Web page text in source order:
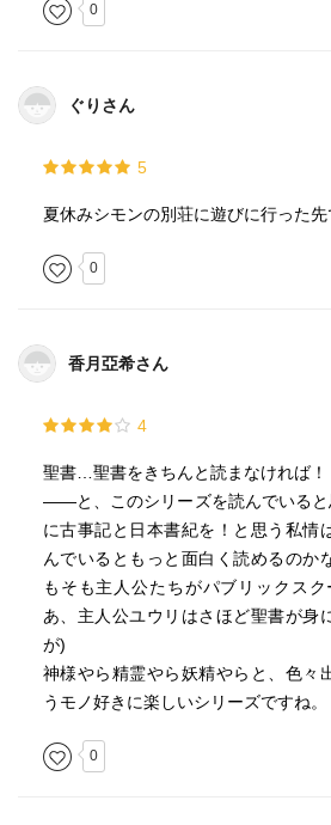
0
ぐりさん
5
夏休みシモンの別荘に遊びに行った先
0
香月亞希さん
4
聖書…聖書をきちんと読まなければ！
――と、このシリーズを読んでいると
に古事記と日本書紀を！と思う私情
んでいるともっと面白く読めるのか
もそも主人公たちがパブリックス
あ、主人公ユウリはさほど聖書が身
が)
神様やら精霊やら妖精やらと、色々
うモノ好きに楽しいシリーズですね。
0